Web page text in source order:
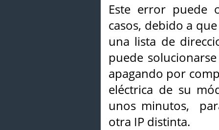
Este error puede
casos, debido a
una lista de
puede
apagando por
eléctrica de su
unos minutos,
otra IP distinta.